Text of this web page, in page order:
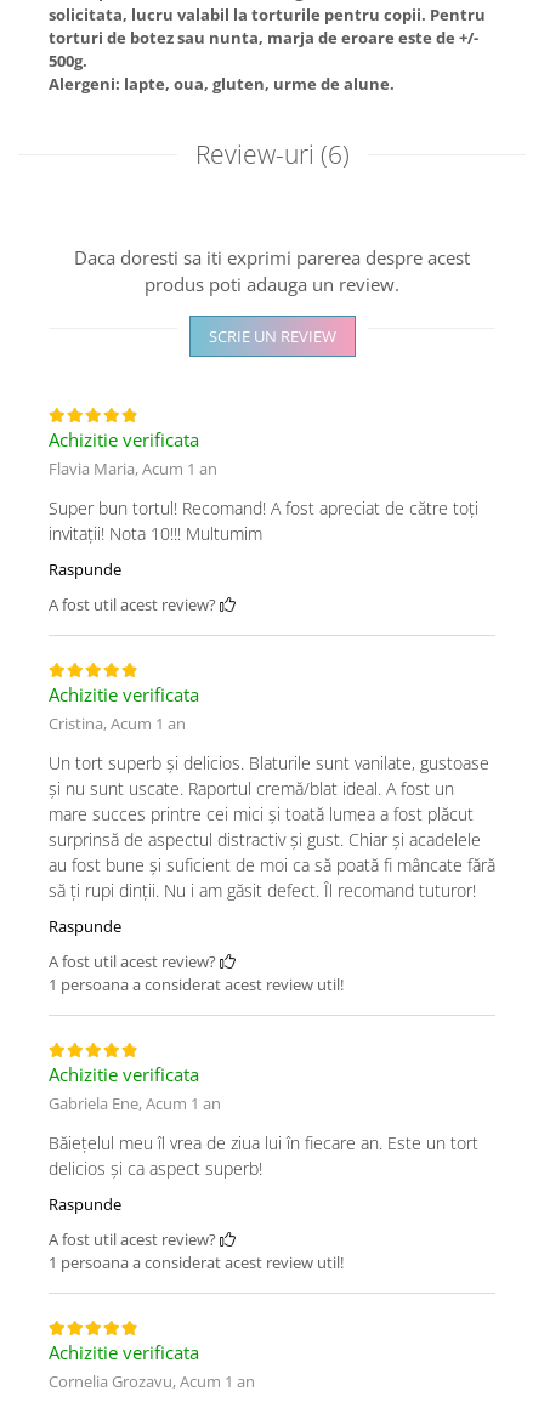
solicitata, lucru valabil la torturile pentru copii. Pentru
torturi de botez sau nunta, marja de eroare este de +/-
500g.
Alergeni: lapte, oua, gluten, urme de alune.
Review-uri (6)
Daca doresti sa iti exprimi parerea despre acest
produs poti adauga un review.
SCRIE UN REVIEW
Achizitie verificata
Flavia Maria,Acum 1 an
Super bun tortul! Recomand! A fost apreciat de către toți
invitații! Nota 10!!! Multumim
Raspunde
A fost util acest review?
Achizitie verificata
Cristina,Acum 1 an
Un tort superb și delicios. Blaturile sunt vanilate, gustoase
și nu sunt uscate. Raportul cremă/blat ideal. A fost un
mare succes printre cei mici și toată lumea a fost plăcut
surprinsă de aspectul distractiv și gust. Chiar și acadelele
au fost bune și suficient de moi ca să poată fi mâncate fără
să ți rupi dinții. Nu i am găsit defect. Îl recomand tuturor!
Raspunde
A fost util acest review?
1 persoana a considerat acest review util!
Achizitie verificata
Gabriela Ene,Acum 1 an
Băiețelul meu îl vrea de ziua lui în fiecare an. Este un tort
delicios și ca aspect superb!
Raspunde
A fost util acest review?
1 persoana a considerat acest review util!
Achizitie verificata
Cornelia Grozavu,Acum 1 an